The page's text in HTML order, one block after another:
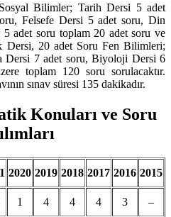
Bilimler; Tarih Dersi 5 adet
Felsefe Dersi 5 adet soru, Din
adet soru toplam 20 adet soru ve
Dersi, 20 adet Soru Fen Bilimleri;
Dersi 7 adet soru, Biyoloji Dersi 6
toplam 120 soru sorulacaktır.
sınav süresi 135 dakikadır.
Konuları ve Soru
2020 2019 2018 2017 2016 2015
1 4 4 4 3
–